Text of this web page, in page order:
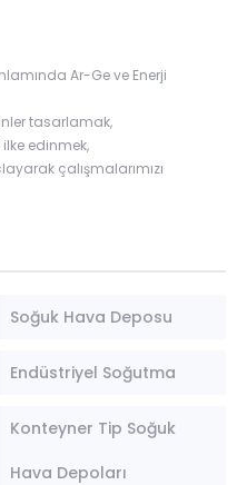
Ar-Ge ve Enerji
tasarlamak,
edinmek,
çalışmalarımızı
Soğuk Hava Deposu
Endüstriyel Soğutma
Konteyner Tip Soğuk
Hava Depoları